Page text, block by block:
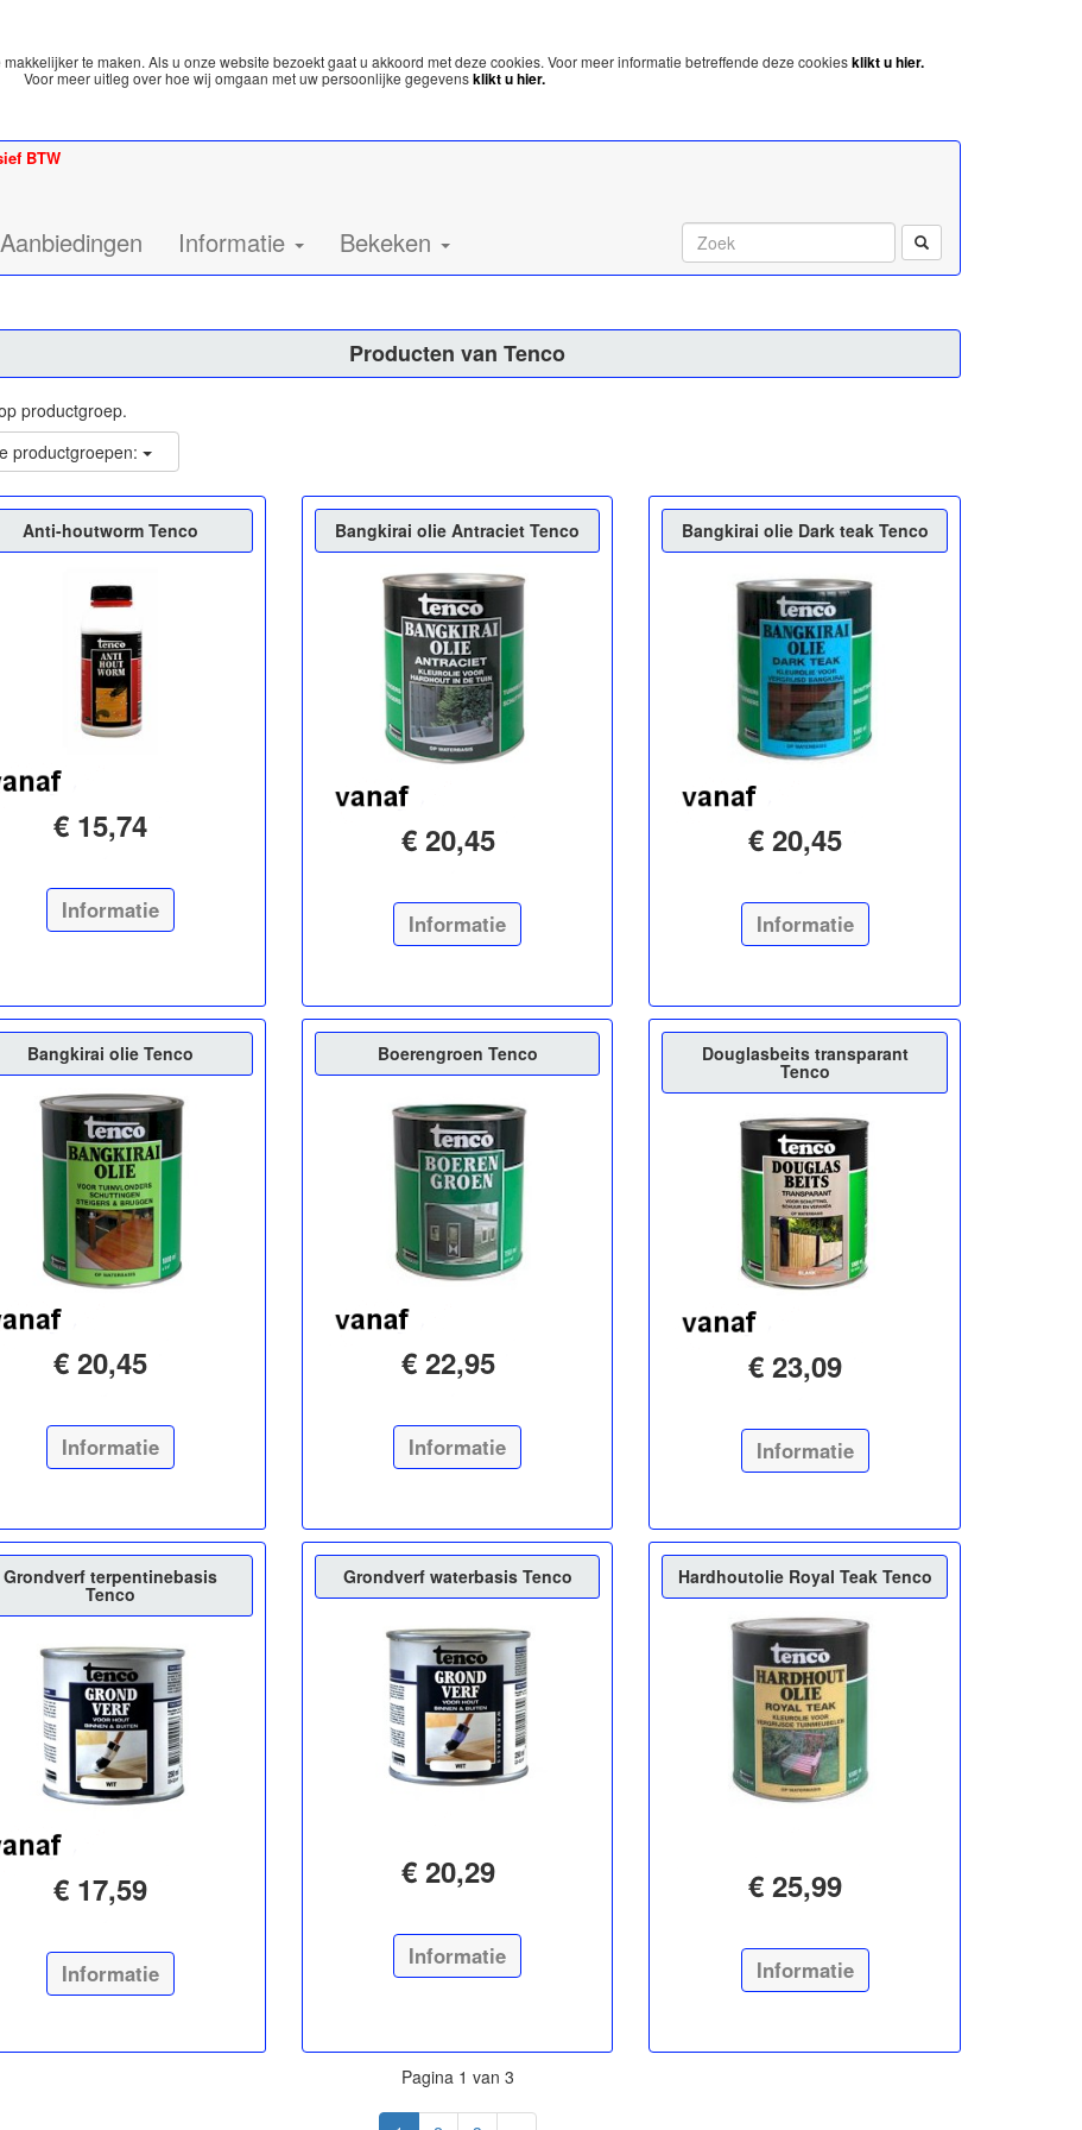
te maken. Als u onze website bezoekt gaat u akkoord met deze cookies. Voor meer informatie betreffende deze cookiesklikt u hier.
Voor meer uitleg over hoe wij omgaan met uw persoonlijke gegevensklikt u hier.
BTW
Aanbiedingen Informatie Bekeken
Producten van Tenco
productgroep.
productgroepen:
Anti-houtworm Tenco
€ 15,74
Informatie
Bangkirai olie Antraciet Tenco
€ 20,45
Informatie
Bangkirai olie Dark teak Tenco
€ 20,45
Informatie
Bangkirai olie Tenco
€ 20,45
Informatie
Boerengroen Tenco
€ 22,95
Informatie
Douglasbeits transparant
Tenco
€ 23,09
Informatie
Grondverf terpentinebasis
Tenco
€ 17,59
Informatie
Grondverf waterbasis Tenco
€ 20,29
Informatie
Hardhoutolie Royal Teak Tenco
€ 25,99
Informatie
Pagina 1 van 3